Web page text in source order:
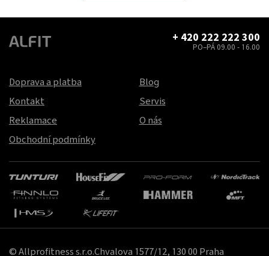
+ 420 222 222 300
PO–PÁ 09.00 - 16.00
Doprava a platba
Kontakt
Reklamace
Obchodní podmínky
Blog
Servis
O nás
© Allprofitness s.r.o.Chvalova 1577/12, 130 00 Praha